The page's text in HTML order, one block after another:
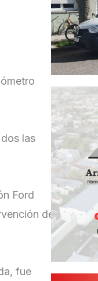
las
Ford
de
fue